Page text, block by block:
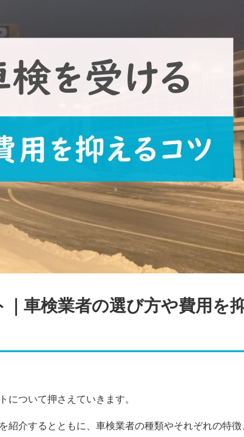
車検業者の選び方や費用を
について押さえていきます。
紹介するとともに、車検業者の種類やそれぞれの特徴